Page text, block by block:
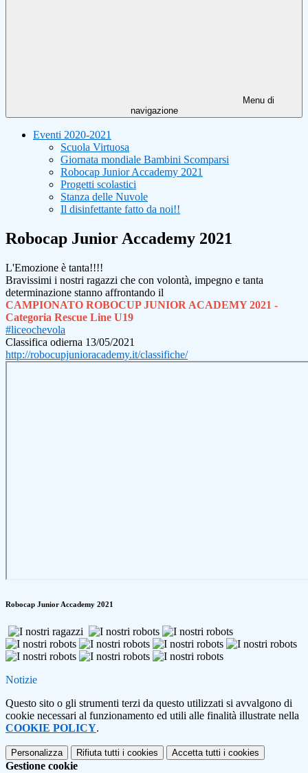
Menu di
navigazione
Eventi 2020-2021
Scuola Virtuosa
Giornata mondiale Bambini Scomparsi
Robocap Junior Accademy 2021
Progetti scolastici
Stanza delle Nuvole
Il disinfettante fatto da noi!!
Robocap Junior Accademy 2021
L'Emozione è tanta!!!!
Bravissimi i nostri ragazzi che con volontà, impegno e tanta
determinazione stanno affrontando il
CAMPIONATO ROBOCUP JUNIOR ACADEMY 2021 -
Categoria Rescue Line U19
#liceochevola
Classifica odierna 13/05/2021
http://robocupjunioracademy.it/classifiche/
Robocap Junior Accademy 2021
Notizie
Questo sito o gli strumenti terzi da questo utilizzati si avvalgono di
cookie necessari al funzionamento ed utili alle finalità illustrate nella
COOKIE POLICY.
Personalizza Rifiuta tutti i cookies Accetta tutti i cookies
Gestione cookie